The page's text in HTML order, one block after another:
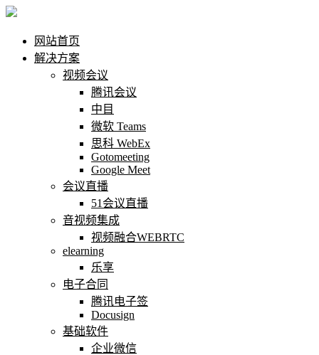
网站首页
解决方案
视频会议
腾讯会议
中目
微软 Teams
思科 WebEx
Gotomeeting
Google Meet
会议直播
51会议直播
音视频集成
视频融合WEBRTC
elearning
乐享
电子合同
腾讯电子签
Docusign
基础软件
企业微信